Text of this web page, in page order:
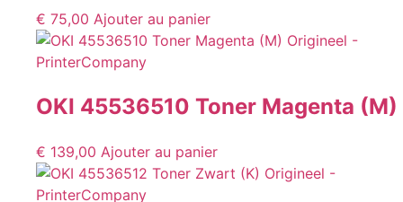
€ 75,00 Ajouter au panier
OKI 45536510 Toner Magenta (M)
€ 139,00 Ajouter au panier